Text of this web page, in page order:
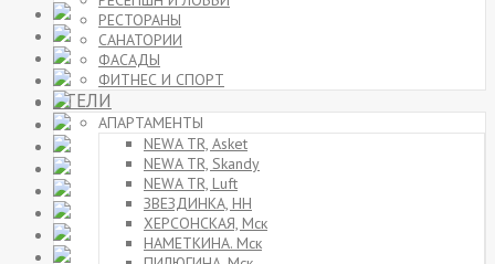
РЕСТОРАНЫ
САНАТОРИИ
ФАСАДЫ
ФИТНЕС И СПОРТ
ОТЕЛИ
АПАРТАМЕНТЫ
NEWA TR, Asket
NEWA TR, Skandy
NEWA TR, Luft
ЗВЕЗДИНКА, НН
ХЕРСОНСКАЯ, Мск
НАМЕТКИНА. Мск